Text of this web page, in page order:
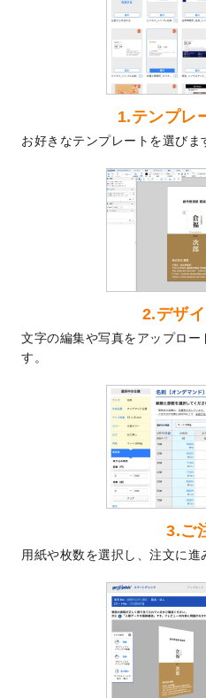
を公開いたし
喪中はがきの
いたしました
2025年版1月
テンプレート
なりました！
プラスチック
トを追加しま
回数券のデザ
した。
暑中見舞いの
しました。
メッセージカ
を追加しまし
2024/6/14
エコノミータ
うになりまし
【新商品】の
ました！
DMのデザイ
た。
【新商品】ス
なりました！
2024年版4月
テンプレート
2024年辰年
レート
を公開
箔押し年賀状
開いたしまし
1.テンプレ
お好きなテンプレートを選び
2.デザ
文字の編集や写真をアップロー
す。
3.ご
用紙や枚数を選択し、注文に進